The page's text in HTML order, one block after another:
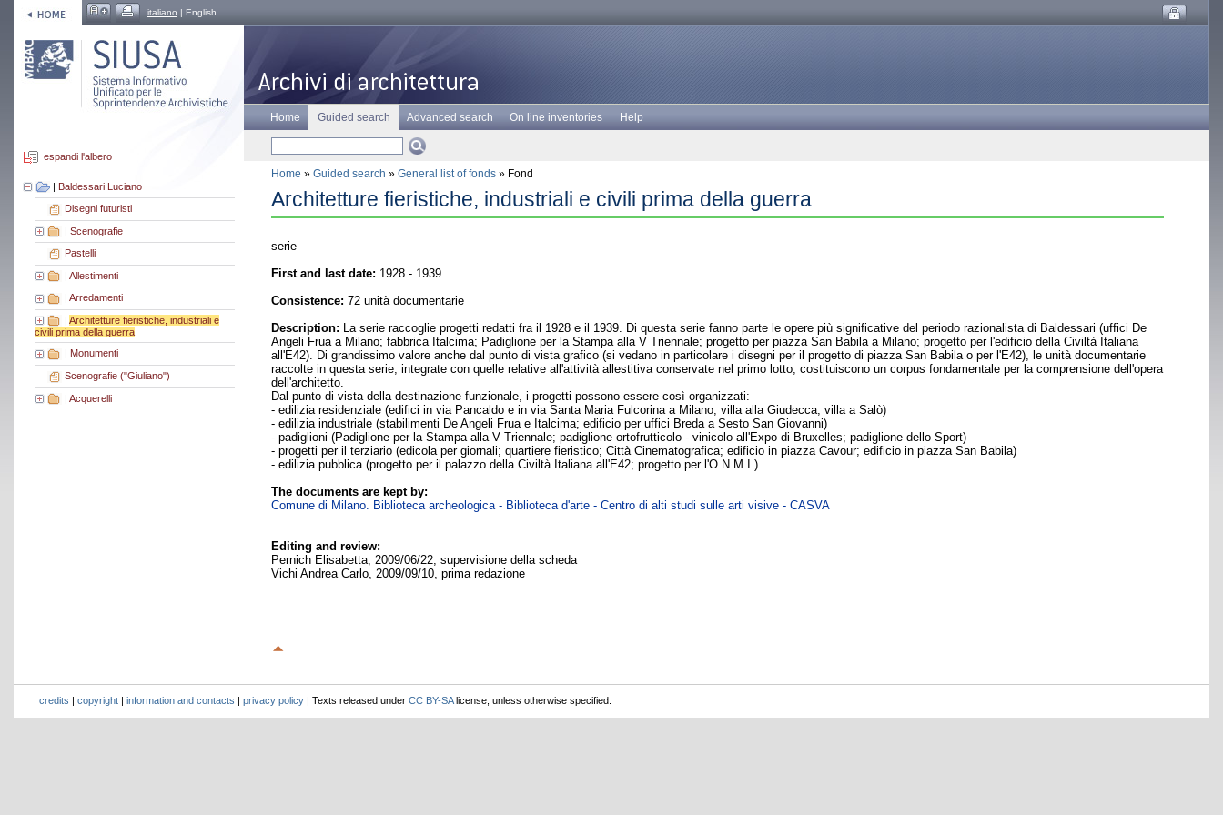
italiano | English
espandi l'albero
| Baldessari Luciano
Disegni futuristi
| Scenografie
Pastelli
| Allestimenti
Arredamenti
| Architetture fieristiche, industriali e
civili prima della guerra
Monumenti
Scenografie ("Giuliano")
| Acquerelli
Home Guided search Advanced search On line inventories Help
Home » Guided search » General list of fonds » Fond
Architetture fieristiche, industriali e civili prima della guerra
serie
First and last date: 1928 - 1939
Consistence: 72 unità documentarie
Description: La serie raccoglie progetti redatti fra il 1928 e il 1939. Di questa serie fanno parte le opere più significative del periodo razionalista di Baldessari (uffici De
Angeli Frua a Milano; fabbrica Italcima; Padiglione per la Stampa alla V Triennale; progetto per piazza San Babila a Milano; progetto per l'edificio della Civiltà Italiana
all'E42). Di grandissimo valore anche dal punto di vista grafico (si vedano in particolare i disegni per il progetto di piazza San Babila o per l'E42), le unità documentarie
raccolte in questa serie, integrate con quelle relative all'attività allestitiva conservate nel primo lotto, costituiscono un corpus fondamentale per la comprensione dell'opera
dell'architetto.
Dal punto di vista della destinazione funzionale, i progetti possono essere così organizzati:
- edilizia residenziale (edifici in via Pancaldo e in via Santa Maria Fulcorina a Milano; villa alla Giudecca; villa a Salò)
- edilizia industriale (stabilimenti De Angeli Frua e Italcima; edificio per uffici Breda a Sesto San Giovanni)
- padiglioni (Padiglione per la Stampa alla V Triennale; padiglione ortofrutticolo - vinicolo all'Expo di Bruxelles; padiglione dello Sport)
- progetti per il terziario (edicola per giornali; quartiere fieristico; Città Cinematografica; edificio in piazza Cavour; edificio in piazza San Babila)
- edilizia pubblica (progetto per il palazzo della Civiltà Italiana all'E42; progetto per l'O.N.M.I.).
The documents are kept by:
Comune di Milano. Biblioteca archeologica - Biblioteca d'arte - Centro di alti studi sulle arti visive - CASVA
Editing and review:
Pernich Elisabetta, 2009/06/22, supervisione della scheda
Vichi Andrea Carlo, 2009/09/10, prima redazione
credits copyright information and contacts privacy policy | Texts released under CC BY-SAlicense, unless otherwise specified.